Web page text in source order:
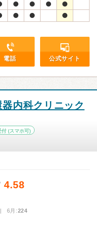
電話 公式サイト
内科クリニック
付 (スマホ可)
4.58
6月:224